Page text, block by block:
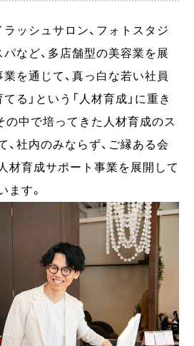
ラッシュサロン、フォトスタジ
パなど、多店舗型の美容業を展
業を通じて、真っ白な若い社員
る」という「人材育成」に重き
の中で培ってきた人材育成のス
、社内のみならず、ご縁ある会
材育成サポート事業を展開して
ます。